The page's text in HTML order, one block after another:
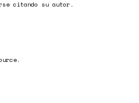
citando su autor.